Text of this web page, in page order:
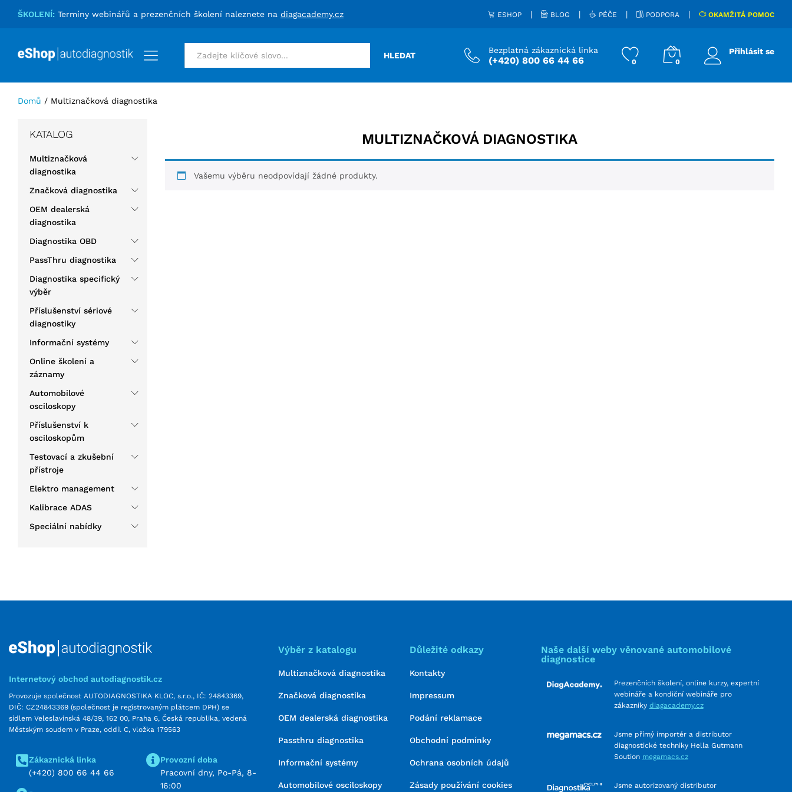
ŠKOLENÍ: Termíny webinářů a prezenčních školení naleznete na diagacademy.cz ESHOP | BLOG | PÉČE | PODPORA | OKAMŽITÁ POMOC
Vše HLEDAT
Bezplatná zákaznická linka
(+420) 800 66 44 66 0 0
Přihlásit se
Domů / Multiznačková diagnostika
MULTIZNAČKOVÁ DIAGNOSTIKA
Vašemu výběru neodpovídají žádné produkty.
KATALOG
Multiznačková
diagnostika
Značková diagnostika
OEM dealerská
diagnostika
Diagnostika OBD
PassThru diagnostika
Diagnostika specifický
výběr
Příslušenství sériové
diagnostiky
Informační systémy
Online školení a
záznamy
Automobilové
osciloskopy
Příslušenství k
osciloskopům
Testovací a zkušební
přístroje
Elektro management
Kalibrace ADAS
Speciální nabídky
Internetový obchod autodiagnostik.cz
Provozuje společnost AUTODIAGNOSTIKA KLOC, s.r.o., IČ: 24843369,
DIČ: CZ24843369 (společnost je registrovaným plátcem DPH) se
sídlem Veleslavínská 48/39, 162 00, Praha 6, Česká republika, vedená
Městským soudem v Praze, oddíl C, vložka 179563
Zákaznická linka
(+420) 800 66 44 66
Provozní doba
Pracovní dny, Po-Pá, 8-
16:00
Výběr z katalogu
Multiznačková diagnostika
Značková diagnostika
OEM dealerská diagnostika
Passthru diagnostika
Informační systémy
Automobilové osciloskopy
Důležité odkazy
Kontakty
Impressum
Podání reklamace
Obchodní podmínky
Ochrana osobních údajů
Zásady používání cookies
Naše další weby věnované automobilové
diagnostice
Prezenčních školení, online kurzy, expertní
webináře a kondiční webináře pro
zákazníky diagacademy.cz
Jsme přímý importér a distributor
diagnostické techniky Hella Gutmann
Soution megamacs.cz
Jsme autorizovaný distributor